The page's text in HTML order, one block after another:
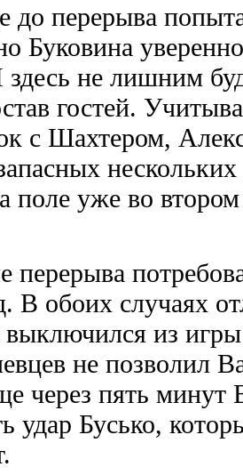
до перерыва
Буковина
не лишним
гостей.
с Шахтером,
поле уже во
перерыва
В обоих случаях
из
не позволил
через пять минут
удар Бусько,